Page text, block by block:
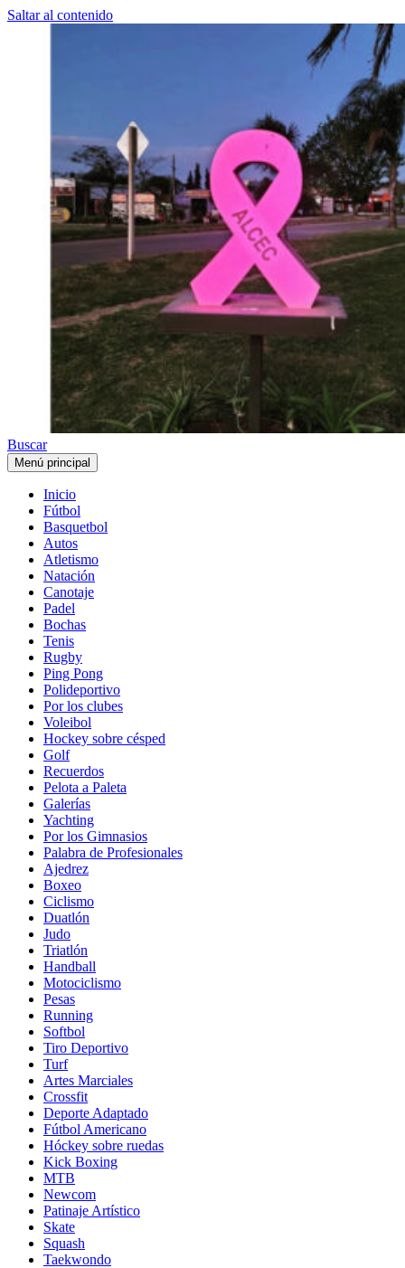
Saltar al contenido
Buscar
Menú principal
Inicio
Fútbol
Basquetbol
Autos
Atletismo
Natación
Canotaje
Padel
Bochas
Tenis
Rugby
Ping Pong
Polideportivo
Por los clubes
Voleibol
Hockey sobre césped
Golf
Recuerdos
Pelota a Paleta
Galerías
Yachting
Por los Gimnasios
Palabra de Profesionales
Ajedrez
Boxeo
Ciclismo
Duatlón
Judo
Triatlón
Handball
Motociclismo
Pesas
Running
Softbol
Tiro Deportivo
Turf
Artes Marciales
Crossfit
Deporte Adaptado
Fútbol Americano
Hóckey sobre ruedas
Kick Boxing
MTB
Newcom
Patinaje Artístico
Skate
Squash
Taekwondo